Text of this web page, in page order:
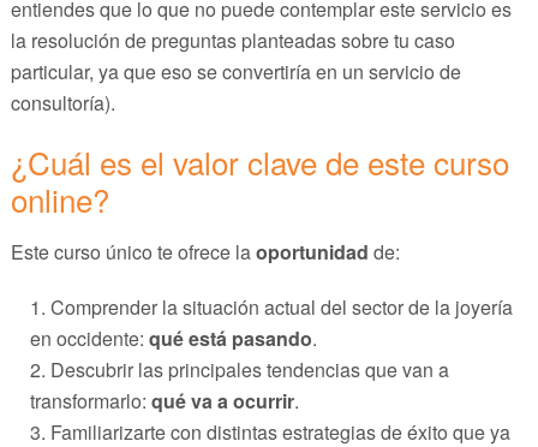
entiendes que lo que no puede contemplar este servicio es
la resolución de preguntas planteadas sobre tu caso
particular, ya que eso se convertiría en un servicio de
consultoría).
¿Cuál es el valor clave de este curso
online?
Este curso único te ofrece laoportunidad de:
Comprender la situación actual del sector de la joyería
en occidente: qué está pasando.
Descubrir las principales tendencias que van a
transformarlo: qué va a ocurrir.
Familiarizarte con distintas estrategias de éxito que ya